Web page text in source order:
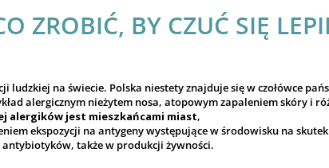
ZROBIĆ, BY CZUĆ SIĘ
ludzkiej na świecie. Polska niestety znajduje się w czołówce
alergicznym nieżytem nosa, atopowym zapaleniem skóry i
alergików jest mieszkańcami miast,
ekspozycji na antygeny występujące w środowisku na
także w produkcji żywności.